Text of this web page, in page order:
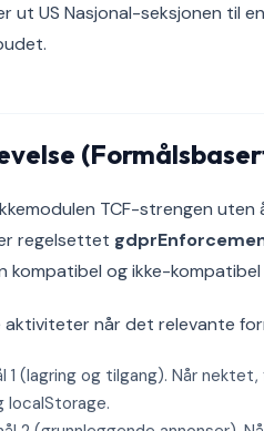
ut US Nasjonal-seksjonen til
TCF-strengen uten
regelsettet
kompatibel og ikke-
når det relevante
(lagring og tilgang). Når
localStorage.